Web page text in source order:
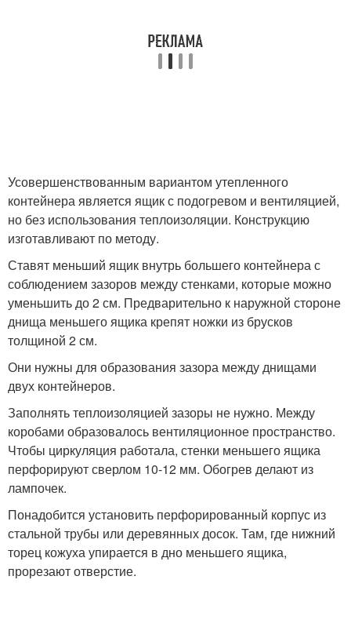
Усовершенствованным вариантом утепленного
контейнера является ящик с подогревом и вентиляцией,
но без использования теплоизоляции. Конструкцию
изготавливают по методу.
Ставят меньший ящик внутрь большего контейнера с
соблюдением зазоров между стенками, которые можно
уменьшить до 2 см. Предварительно к наружной стороне
днища меньшего ящика крепят ножки из брусков
толщиной 2 см.
Они нужны для образования зазора между днищами
двух контейнеров.
Заполнять теплоизоляцией зазоры не нужно. Между
коробами образовалось вентиляционное пространство.
Чтобы циркуляция работала, стенки меньшего ящика
перфорируют сверлом 10-12 мм. Обогрев делают из
лампочек.
Понадобится установить перфорированный корпус из
стальной трубы или деревянных досок. Там, где нижний
торец кожуха упирается в дно меньшего ящика,
прорезают отверстие.